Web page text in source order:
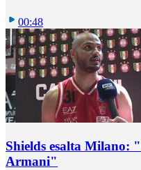
00:48
Shields esalta Milano:
Armani"